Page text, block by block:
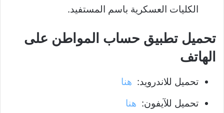
الكليات العسكرية باسم المستفيد.
تحميل تطبيق حساب المواطن على
الهاتف
تحميل للاندرويد: هنا
تحميل للآيفون: هنا